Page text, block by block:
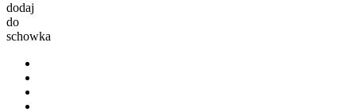
dodaj
do
schowka